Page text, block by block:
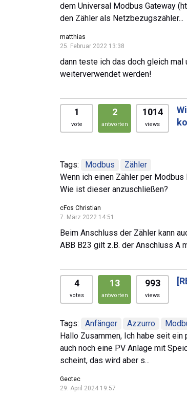
dem Universal Modbus Gateway
den Zähler als Netzbezugszähler...
matthias
25. Februar 2022 13:38
dann teste ich das doch gleich mal
weiterverwendet werden!
1
vote
2
antworten
1014
views
Tags: Modbus
Zähler
Wenn ich einen Zähler per Modbus
Wie ist dieser anzuschließen?
cFos Christian
7. März 2022 14:51
Beim Anschluss der Zähler kann
ABB B23 gilt z.B. der Anschluss A
4
votes
13
antworten
993
views
Tags: Anfänger Azzurro
Hallo Zusammen, Ich habe seit
auch noch eine PV Anlage mit
scheint, das wird aber s...
Geotec
29. April 2024 19:57